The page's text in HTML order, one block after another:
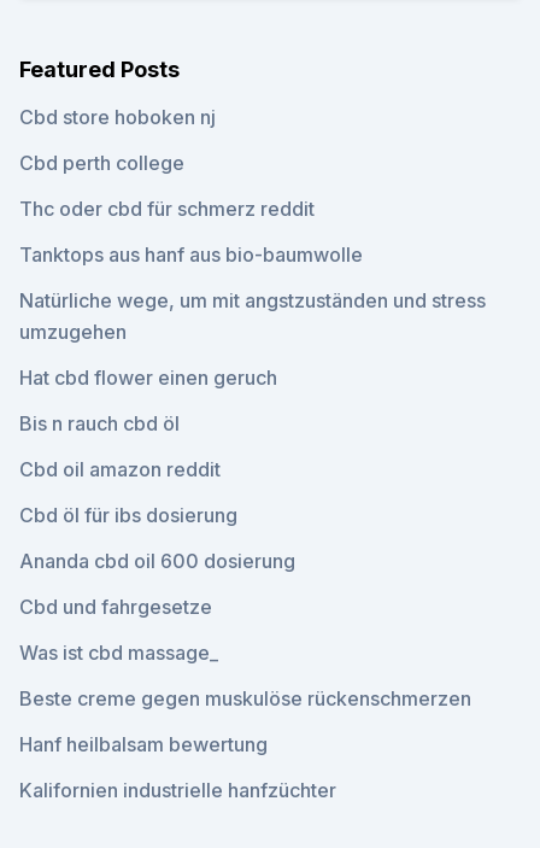
Featured Posts
Cbd store hoboken nj
Cbd perth college
Thc oder cbd für schmerz reddit
Tanktops aus hanf aus bio-baumwolle
Natürliche wege, um mit angstzuständen und stress
umzugehen
Hat cbd flower einen geruch
Bis n rauch cbd öl
Cbd oil amazon reddit
Cbd öl für ibs dosierung
Ananda cbd oil 600 dosierung
Cbd und fahrgesetze
Was ist cbd massage_
Beste creme gegen muskulöse rückenschmerzen
Hanf heilbalsam bewertung
Kalifornien industrielle hanfzüchter